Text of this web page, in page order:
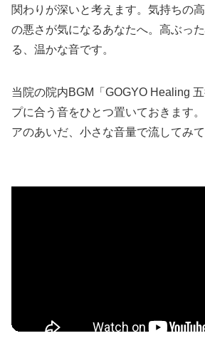
関わりが深いと考えます。気持ちの
の悪さが気になるあなたへ。高ぶっ
る、温かな音です。
当院の院内BGM「GOGYO Healing
プに合う音をひとつ置いておきます
アのあいだ、小さな音量で流してみて